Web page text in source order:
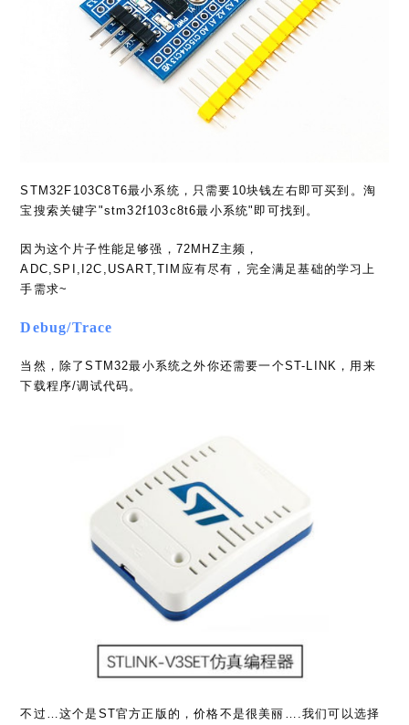
STM32F103C8T6最小系统，只需要10块钱左右即可买到。淘
宝搜索关键字"stm32f103c8t6最小系统"即可找到。
因为这个片子性能足够强，72MHZ主频，
ADC,SPI,I2C,USART,TIM应有尽有，完全满足基础的学习上
手需求~
Debug/Trace
当然，除了STM32最小系统之外你还需要一个ST-LINK，用来
下载程序/调试代码。
不过…这个是ST官方正版的，价格不是很美丽….我们可以选择